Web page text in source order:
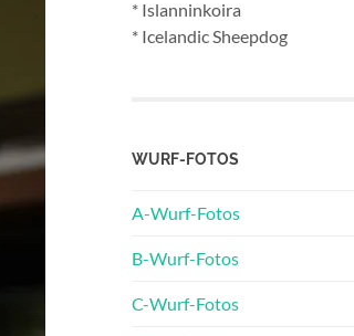
* Islanninkoira
* Icelandic Sheepdog
WURF-FOTOS
A-Wurf-Fotos
B-Wurf-Fotos
C-Wurf-Fotos